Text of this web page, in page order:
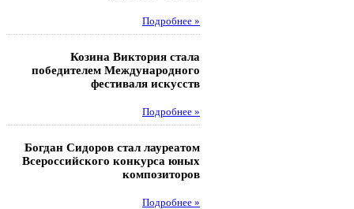
Подробнее »
Козина Виктория стала
победителем Международного
фестиваля искусств
Подробнее »
Богдан Сидоров стал лауреатом
Всероссийского конкурса юных
композиторов
Подробнее »